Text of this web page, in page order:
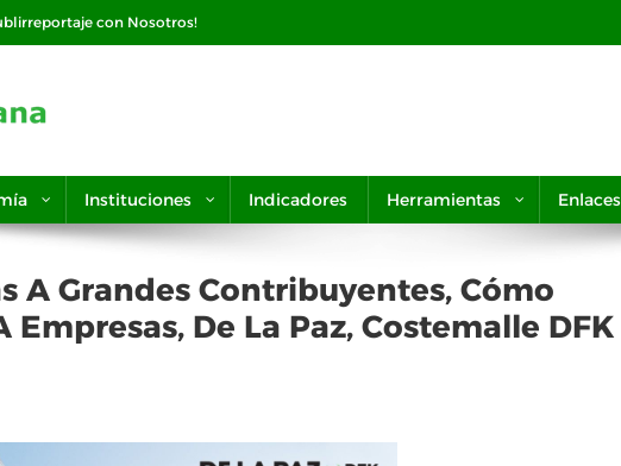
con Nosotros!
Instituciones Indicadores Herramientas Enlaces
A Grandes Contribuyentes, Cómo
De La Paz, Costemalle DFK